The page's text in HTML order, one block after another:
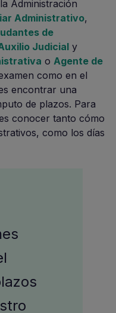
Administración
Administrativo,
de
Judicial y
o Agente de
como en el
encontrar una
de plazos. Para
conocer tanto cómo
como los días